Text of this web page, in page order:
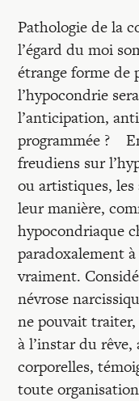
Pathologie de la
l’égard du moi
étrange forme de
l’hypocondrie
l’anticipation,
programmée ?
freudiens sur
ou artistiques,
leur manière,
hypocondriaque
paradoxalement
vraiment.
névrose
ne pouvait traiter,
à l’instar du
corporelles,
toute